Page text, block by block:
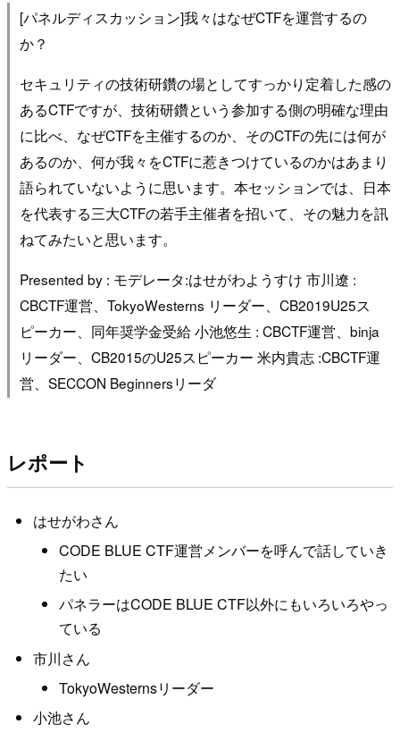
[パネルディスカッション]我々はなぜCTFを運営するの
か？
セキュリティの技術研鑽の場としてすっかり定着した感の
あるCTFですが、技術研鑽という参加する側の明確な理由
に比べ、なぜCTFを主催するのか、そのCTFの先には何が
あるのか、何が我々をCTFに惹きつけているのかはあまり
語られていないように思います。本セッションでは、日本
を代表する三大CTFの若手主催者を招いて、その魅力を訊
ねてみたいと思います。
Presented by : モデレータ:はせがわようすけ 市川遼 :
CBCTF運営、TokyoWesterns リーダー、CB2019U25ス
ピーカー、同年奨学金受給 小池悠生 : CBCTF運営、binja
リーダー、CB2015のU25スピーカー 米内貴志 :CBCTF運
営、SECCON Beginnersリーダ
レポート
はせがわさん
CODE BLUE CTF運営メンバーを呼んで話していき
たい
パネラーはCODE BLUE CTF以外にもいろいろやっ
ている
市川さん
TokyoWesternsリーダー
小池さん